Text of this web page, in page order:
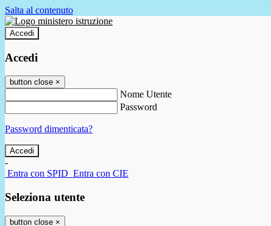
Salta al contenuto
Accedi
Accedi
button close ×
Nome Utente
Password
Password dimenticata?
-
Entra con SPID Entra con CIE
Seleziona utente
button close ×